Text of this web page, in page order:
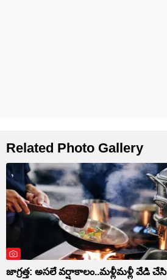
Related Photo Gallery
జాగ్రత్త: అసలే వర్షాకాలం..మళ్లీమళ్లీ వేడి చేసి